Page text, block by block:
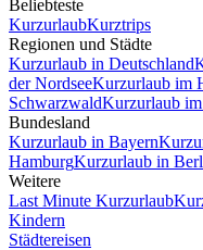
Beliebteste
KurzurlaubKurztrips
Regionen und Städte
Kurzurlaub in Deutschland
der NordseeKurzurlaub im
SchwarzwaldKurzurlaub
Bundesland
Kurzurlaub in Bayern
HamburgKurzurlaub in
Weitere
Last Minute Kurzurlaub
Kindern
Städtereisen